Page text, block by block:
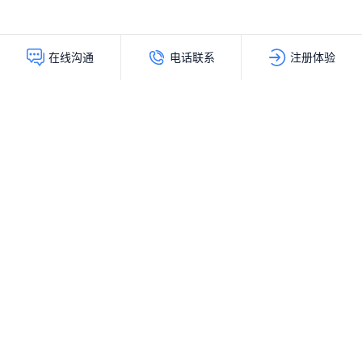
在线沟通 电话联系 注册体验